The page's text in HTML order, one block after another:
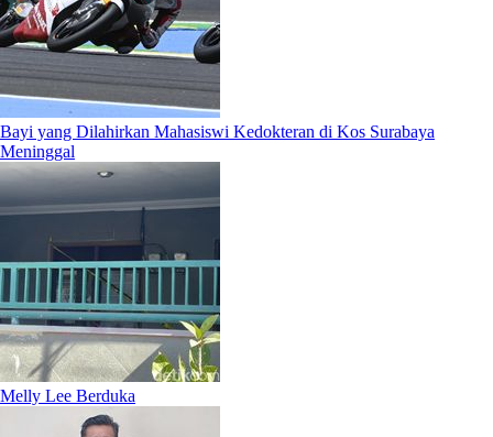
Bayi yang Dilahirkan Mahasiswi Kedokteran di Kos Surabaya
Meninggal
Melly Lee Berduka